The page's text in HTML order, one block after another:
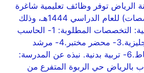
الرياض توفر وظائف تعليمية شاغرة
في (مختلف التخصصات) للعام الدراسي 1444هـ، وذلك
وفق التفاصيل التالية: التخصصات المطلوبة: 1- الحاسب
الآلي.2- اللغة الإنجليزية.3- محضر مختبر.4- مرشد
طلابي.5- رائد نشاط.6- تربية بدنية. نبذه عن المدرسة:
بالرياض حي الربوة المتفرع من